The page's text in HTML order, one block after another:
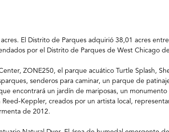
El Distrito de Parques adquirió 38,01 acres
por el Distrito de Parques de West Chicago
ZONE250, el parque acuático Turtle Splash,
parques, senderos para caminar, un parque de
encontrará un jardín de mariposas, un
Reed-Keppler, creados por un artista local,
de 2012.